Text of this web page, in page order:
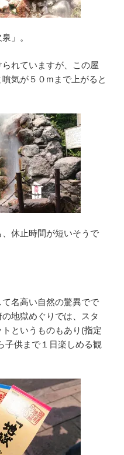
」。
れていますが、この屋
気が５０mまで上がると
休止時間が短いそうで
名高い自然の驚異でで
地獄めぐりでは、スタ
というものもあり(指定
子供まで１日楽しめる観